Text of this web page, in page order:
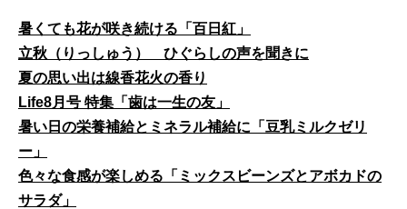
暑くても花が咲き続ける「百日紅」
立秋（りっしゅう） ひぐらしの声を聞きに
夏の思い出は線香花火の香り
Life8月号 特集「歯は一生の友」
暑い日の栄養補給とミネラル補給に「豆乳ミルクゼリ
ー」
色々な食感が楽しめる「ミックスビーンズとアボカドの
サラダ」